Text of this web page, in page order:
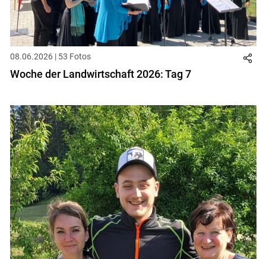
08.06.2026 | 53 Fotos
Woche der Landwirtschaft 2026: Tag 7